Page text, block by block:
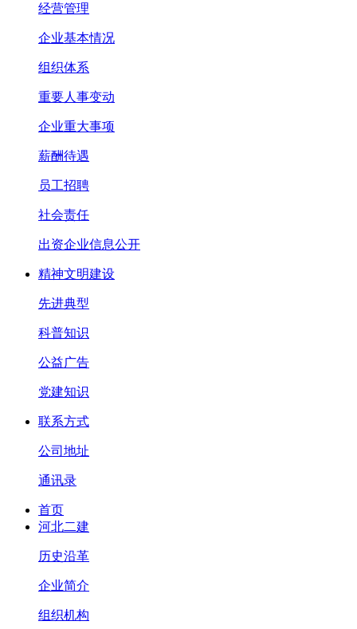
经营管理
企业基本情况
组织体系
重要人事变动
企业重大事项
薪酬待遇
员工招聘
社会责任
出资企业信息公开
精神文明建设
先进典型
科普知识
公益广告
党建知识
联系方式
公司地址
通讯录
首页
河北二建
历史沿革
企业简介
组织机构